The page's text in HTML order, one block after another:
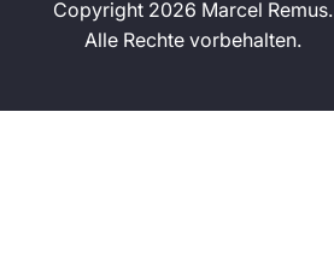
Copyright 2026 Marcel Remus.
Alle Rechte vorbehalten.